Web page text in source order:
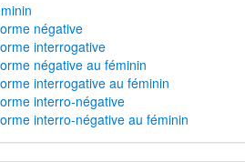
négative
interrogative
négative au féminin
interrogative au féminin
interro-négative
interro-négative au féminin